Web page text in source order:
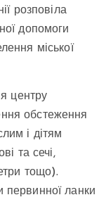
розповіла
допомоги
міської
центру
обстеження
і дітям
та сечі,
тощо).
первинної ланки